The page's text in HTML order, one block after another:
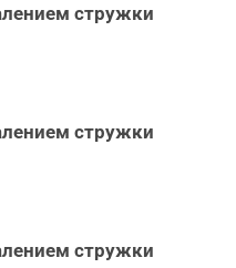
стружки
стружки
стружки